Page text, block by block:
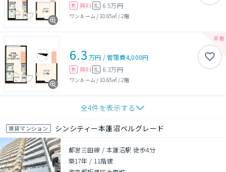
敷 無料 礼 6.5万円
ワンルーム / 10.65㎡/ 2階
6.3 万円 /管理費4,000円
敷 無料 礼 6.3万円
ワンルーム / 10.65㎡/ 2階
全4件を表示する
賃貸マンション シンシティー本蓮沼ベルグレード
都営三田線 / 本蓮沼駅 徒歩4分
築17年 / 11階建